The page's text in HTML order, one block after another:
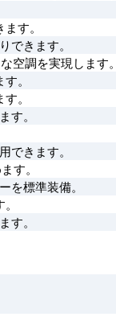
す。
できます。
空調を実現します。
。
。
す。
できます。
す。
を標準装備。
す。